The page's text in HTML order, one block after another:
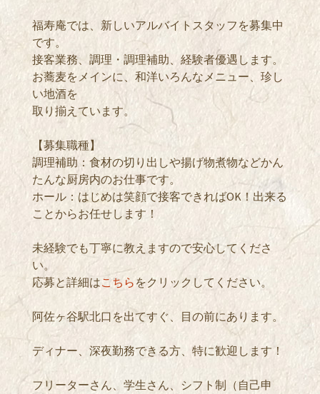
福寿庵では、新しいアルバイトスタッフを募集中
です。
接客業務、調理・調理補助、経験者優遇します。
お蕎麦をメインに、和洋いろんなメニュー、珍し
い地酒を
取り揃えています。
【募集職種】
調理補助：食材の切り出しや揚げ物煮物などかん
たんな厨房内のお仕事です。
ホール：はじめは笑顔で接客できればOK！出来る
ことからお任せします！
未経験でも丁寧に教えますので安心してくださ
い。
応募と詳細はこちら をクリックしてください。
阿佐ヶ谷駅北口を出てすぐ、目の前にあります。
ディナー、深夜勤務できる方、特に歓迎します！
フリーターさん、学生さん、シフト制（自己申